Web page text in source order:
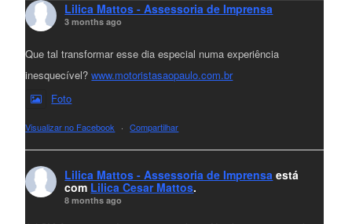
Lilica Mattos - Assessoria de Imprensa
3 months ago
Que tal transformar esse dia especial numa experiência
inesquecível?www.motoristasaopaulo.com.br
Foto
Visualizar no Facebook · Compartilhar
Lilica Mattos - Assessoria de Imprensa está
com Lilica Cesar Mattos.
8 months ago